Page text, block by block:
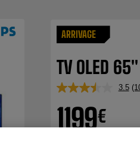
ARRIVAGE
TV OLED
3.5
1199€